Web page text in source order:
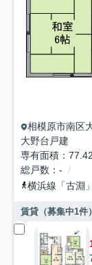
相模原市南区
大野台戸建
専有面積
総戸数
-
横浜線 「古淵
賃貸（募集中1件）